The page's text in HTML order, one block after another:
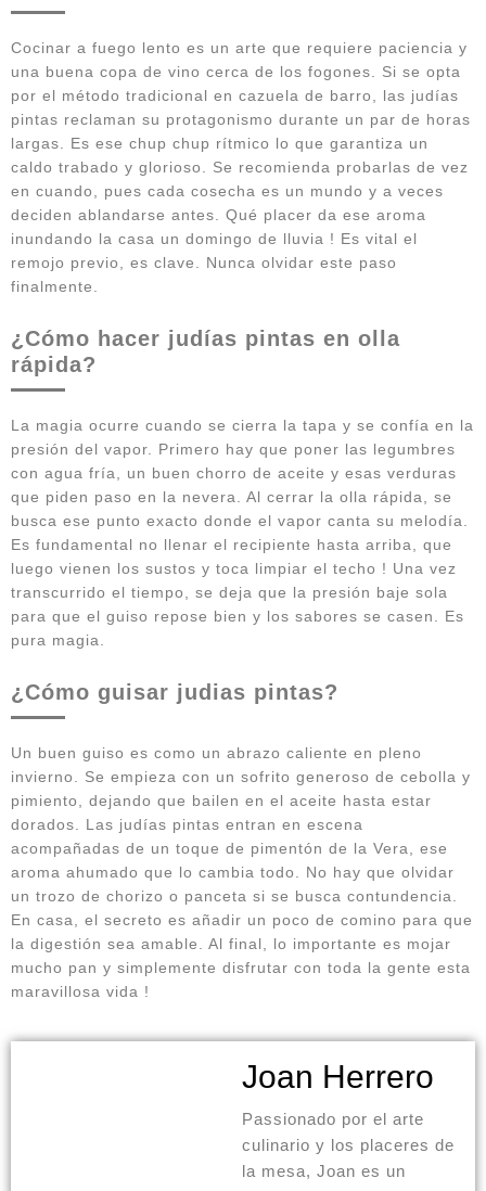
Cocinar a fuego lento es un arte que requiere paciencia y
una buena copa de vino cerca de los fogones. Si se opta
por el método tradicional en cazuela de barro, las judías
pintas reclaman su protagonismo durante un par de horas
largas. Es ese chup chup rítmico lo que garantiza un
caldo trabado y glorioso. Se recomienda probarlas de vez
en cuando, pues cada cosecha es un mundo y a veces
deciden ablandarse antes. Qué placer da ese aroma
inundando la casa un domingo de lluvia ! Es vital el
remojo previo, es clave. Nunca olvidar este paso
finalmente.
¿Cómo hacer judías pintas en olla
rápida?
La magia ocurre cuando se cierra la tapa y se confía en la
presión del vapor. Primero hay que poner las legumbres
con agua fría, un buen chorro de aceite y esas verduras
que piden paso en la nevera. Al cerrar la olla rápida, se
busca ese punto exacto donde el vapor canta su melodía.
Es fundamental no llenar el recipiente hasta arriba, que
luego vienen los sustos y toca limpiar el techo ! Una vez
transcurrido el tiempo, se deja que la presión baje sola
para que el guiso repose bien y los sabores se casen. Es
pura magia.
¿Cómo guisar judias pintas?
Un buen guiso es como un abrazo caliente en pleno
invierno. Se empieza con un sofrito generoso de cebolla y
pimiento, dejando que bailen en el aceite hasta estar
dorados. Las judías pintas entran en escena
acompañadas de un toque de pimentón de la Vera, ese
aroma ahumado que lo cambia todo. No hay que olvidar
un trozo de chorizo o panceta si se busca contundencia.
En casa, el secreto es añadir un poco de comino para que
la digestión sea amable. Al final, lo importante es mojar
mucho pan y simplemente disfrutar con toda la gente esta
maravillosa vida !
Joan Herrero
Passionado por el arte
culinario y los placeres de
la mesa, Joan es un